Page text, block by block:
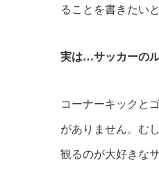
ることを書きたい
実は…サッカーの
コーナーキックと
がありません。む
観るのが大好きな